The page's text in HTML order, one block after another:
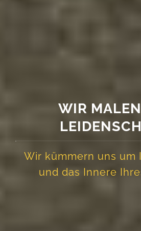
WIR
Wir kümmern uns um
und das Innere